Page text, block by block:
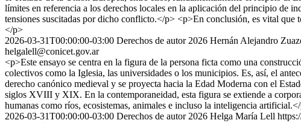
límites en referencia a los derechos locales en la aplicación del principio de
tensiones suscitadas por dicho conflicto.</p> <p>En conclusión, es vital que
</p>
2026-03-31T00:00:00-03:00 Derechos de autor 2026 Hernán Alejandro
helgalell@conicet.gov.ar
<p>Este ensayo se centra en la figura de la persona ficta como una
colectivos como la Iglesia, las universidades o los municipios. Es, así, el
derecho canónico medieval y se proyecta hacia la Edad Moderna con el
siglos XVIII y XIX. En la contemporaneidad, esta figura se extiende a
humanas como ríos, ecosistemas, animales e incluso la inteligencia
2026-03-31T00:00:00-03:00 Derechos de autor 2026 Helga María Lell